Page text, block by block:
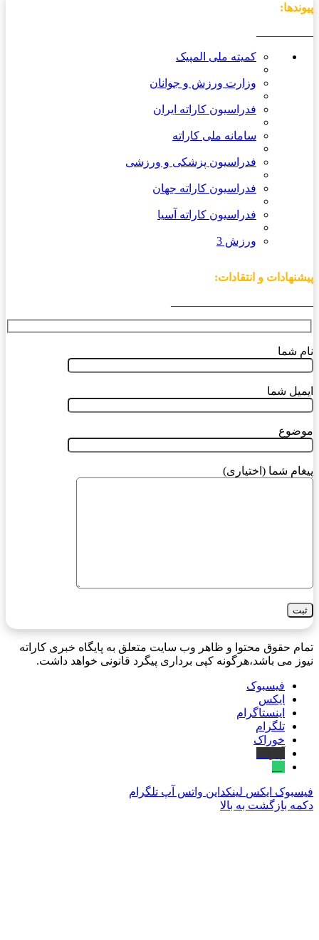
پیوندها:
کمیته ملی المپیک
وزارت ورزش و جوانان
فدراسیون کاراته ایران
سامانه ملی کاراته
فدراسیون پزشکی و ورزشی
فدراسیون کاراته جهان
فدراسیون کاراته آسیا
ورزش 3
پیشنهادات و انتقادات:
نام شما
ایمیل شما
موضوع
پیغام شما (اختیاری)
تمام حقوق محتوا و ظاهر وب سایت متعلق به پایگاه خبری کاراته
نیوز می باشد،هرگونه کپی برداری پیگرد قانونی خواهد داشت.
فیسبوک
ایکس
اینستاگرام
تلگرام
خوراک
فیسبوک ایکس لینکداین واتس آپ تلگرام
دکمه بازگشت به بالا